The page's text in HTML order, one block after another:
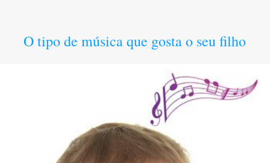
O tipo de música que gosta o seu filho